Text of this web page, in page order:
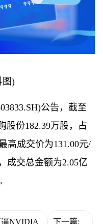
图)
公告，截至
股份182.39万股，占
高成交价为131.00元/
成交总金额为2.05亿
逼NVIDIA
下一篇: